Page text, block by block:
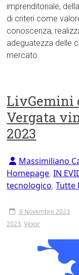
imprenditoriale,
di criteri come
conoscenza,
adeguatezza delle
mercato.
LivGemini
Vergata
2023
Massimiliano
Homepage,IN
tecnologico,Tutte
6 Novembre 2023
2023,Vexor